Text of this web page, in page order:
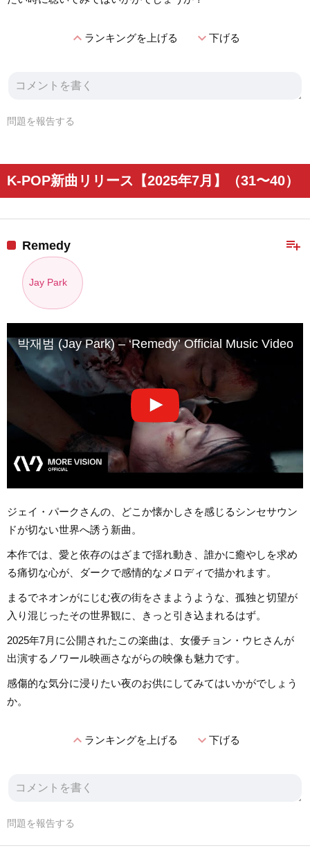
expand_lessランキングを上げる expand_more下げる
問題を報告する
K-POP新曲リリース【2025年7月】（31〜40）
playlist_add
Remedy
Jay Park
박재범 (Jay Park) – ‘Remedy’ Official Music Video
ジェイ・パークさんの、どこか懐かしさを感じるシンセサウン
ドが切ない世界へ誘う新曲。
本作では、愛と依存のはざまで揺れ動き、誰かに癒やしを求め
る痛切な心が、ダークで感情的なメロディで描かれます。
まるでネオンがにじむ夜の街をさまようような、孤独と切望が
入り混じったその世界観に、きっと引き込まれるはず。
2025年7月に公開されたこの楽曲は、女優チョン・ウヒさんが
出演するノワール映画さながらの映像も魅力です。
感傷的な気分に浸りたい夜のお供にしてみてはいかがでしょう
か。
expand_lessランキングを上げる expand_more下げる
問題を報告する